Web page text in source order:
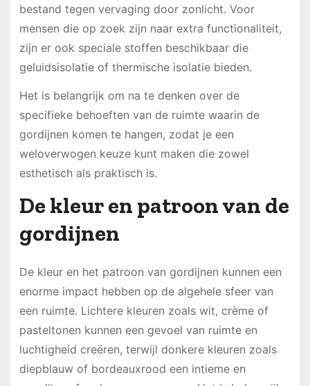
bestand tegen vervaging door zonlicht. Voor
mensen die op zoek zijn naar extra functionaliteit,
zijn er ook speciale stoffen beschikbaar die
geluidsisolatie of thermische isolatie bieden.
Het is belangrijk om na te denken over de
specifieke behoeften van de ruimte waarin de
gordijnen komen te hangen, zodat je een
weloverwogen keuze kunt maken die zowel
esthetisch als praktisch is.
De kleur en patroon van de
gordijnen
De kleur en het patroon van gordijnen kunnen een
enorme impact hebben op de algehele sfeer van
een ruimte. Lichtere kleuren zoals wit, crème of
pasteltonen kunnen een gevoel van ruimte en
luchtigheid creëren, terwijl donkere kleuren zoals
diepblauw of bordeauxrood een intieme en